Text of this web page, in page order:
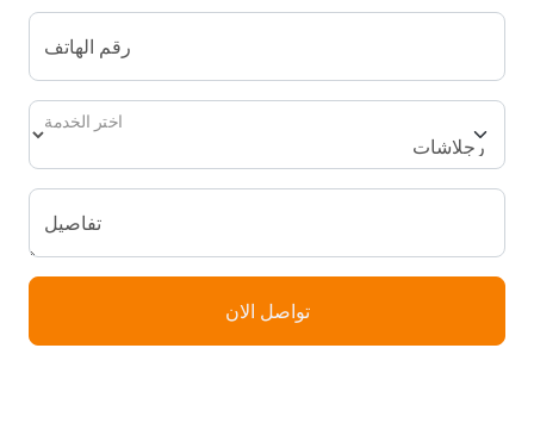
رقم الهاتف
اختر الخدمة
تفاصيل
تواصل الان